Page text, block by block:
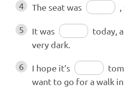
4 The seat was
5 It was
today,
very dark.
6 I hope it’s
want to go for a walk